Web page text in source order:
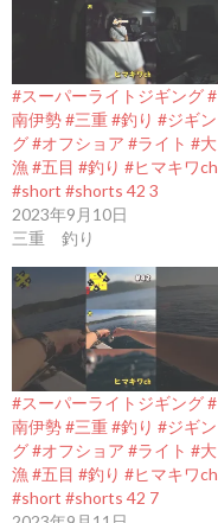
#スーパーライトジギング #
南伊勢 #三重 #釣り #ジギン
グ #オフショア #ライト #大
漁 #五目 #釣り #ヒマキワch
#short #shorts 42 3
2023年9月10日
三重 釣り
#スーパーライトジギング #
南伊勢 #三重 #釣り #ジギン
グ #オフショア #ライト #大
漁 #五目 #釣り #ヒマキワch
#short #shorts 42 7